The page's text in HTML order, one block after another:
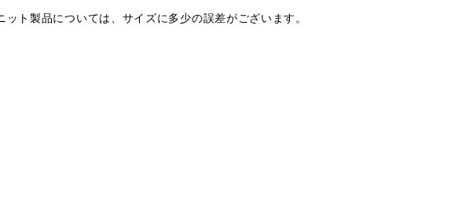
ット製品については、サイズに多少の誤差がございます。